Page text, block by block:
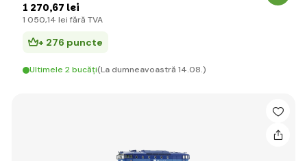
1 270,67 lei
1 050,14 lei fără TVA
+ 276 puncte
Ultimele 2 bucăți(La dumneavoastră 14.08.)